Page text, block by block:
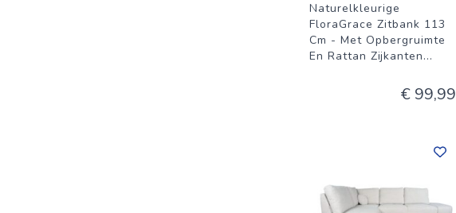
Naturelkleurige
FloraGrace Zitbank 113
Cm - Met Opbergruimte
En Rattan Zijkanten...
€ 99,99